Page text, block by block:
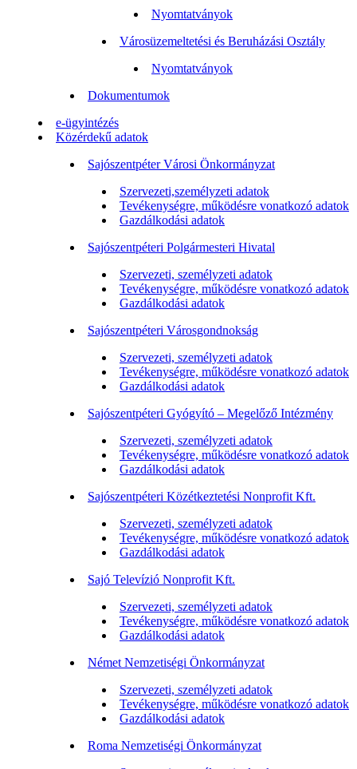
Nyomtatványok
Városüzemeltetési és Beruházási Osztály
Nyomtatványok
Dokumentumok
e-ügyintézés
Közérdekű adatok
Sajószentpéter Városi Önkormányzat
Szervezeti,személyzeti adatok
Tevékenységre, működésre vonatkozó adatok
Gazdálkodási adatok
Sajószentpéteri Polgármesteri Hivatal
Szervezeti, személyzeti adatok
Tevékenységre, működésre vonatkozó adatok
Gazdálkodási adatok
Sajószentpéteri Városgondnokság
Szervezeti, személyzeti adatok
Tevékenységre, működésre vonatkozó adatok
Gazdálkodási adatok
Sajószentpéteri Gyógyító – Megelőző Intézmény
Szervezeti, személyzeti adatok
Tevékenységre, működésre vonatkozó adatok
Gazdálkodási adatok
Sajószentpéteri Közétkeztetési Nonprofit Kft.
Szervezeti, személyzeti adatok
Tevékenységre, működésre vonatkozó adatok
Gazdálkodási adatok
Sajó Televízió Nonprofit Kft.
Szervezeti, személyzeti adatok
Tevékenységre, működésre vonatkozó adatok
Gazdálkodási adatok
Német Nemzetiségi Önkormányzat
Szervezeti, személyzeti adatok
Tevékenységre, működésre vonatkozó adatok
Gazdálkodási adatok
Roma Nemzetiségi Önkormányzat